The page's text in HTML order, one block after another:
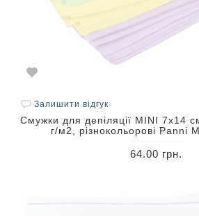
Залишити відгук
Смужки для депіляції MINI 7х14
г/м2, різнокольорові Panni
64.00 грн.